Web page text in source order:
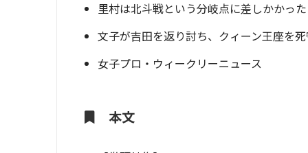
里村は北斗戦という分岐点に差しかかった
文子が吉田を返り討ち、クィーン王座を
女子プロ・ウィークリーニュース
本文